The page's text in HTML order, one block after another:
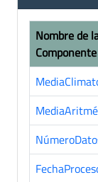
Nombre de
Componente